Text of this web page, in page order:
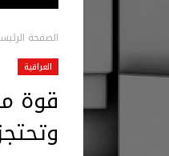
الصفحة
العراقية
قوة